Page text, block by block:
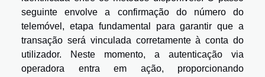
seguinte envolve a confirmação do número do
telemóvel, etapa fundamental para garantir que a
transação será vinculada corretamente à conta do
utilizador. Neste momento, a autenticação via
operadora entra em ação, proporcionando